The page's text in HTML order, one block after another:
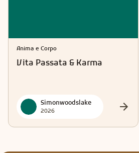
Anima e Corpo
Vita Passata & Karma
Simonwoodslake
2026